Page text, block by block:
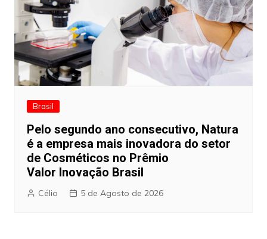
Brasil
Pelo segundo ano consecutivo, Natura
é a empresa mais inovadora do setor
de Cosméticos no Prêmio
Valor Inovação Brasil
Célio 5 de Agosto de 2026